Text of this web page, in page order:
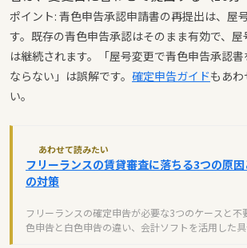
ポイント: 青色申告承認申請書の再提出は、屋
す。既存の青色申告承認はそのまま有効で、
は継続されます。「屋号変更で青色申告承認
ならない」は誤解です。 確定申告ガイドもあ
い。
あわせて読みたい
フリーランスの賃貸審査に落ちる3つの原
の対策
フリーランスの確定申告が必要な3つのケースと不
色申告と白色申告の違い、会計ソフトを活用した